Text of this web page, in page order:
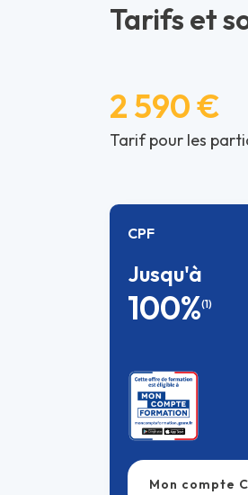
Tarifs et
2 590 €
Tarif pour les
CPF
Jusqu'à
100%(1)
Mon compte